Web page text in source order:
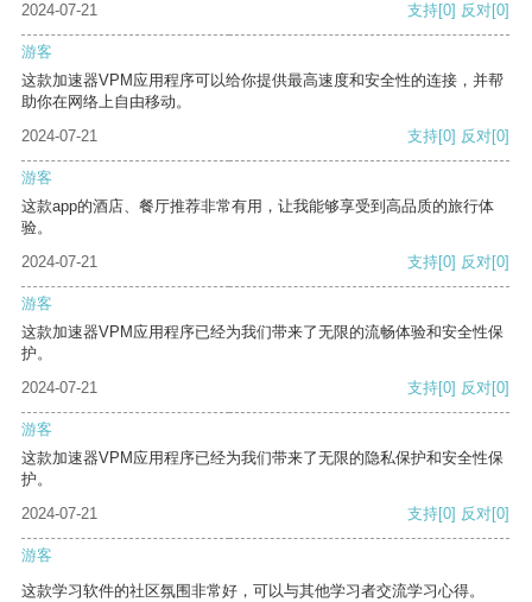
2024-07-21
支持[0] 反对[0]
游客
这款加速器VPM应用程序可以给你提供最高速度和安全性的连接，并帮
助你在网络上自由移动。
2024-07-21
支持[0] 反对[0]
游客
这款app的酒店、餐厅推荐非常有用，让我能够享受到高品质的旅行体
验。
2024-07-21
支持[0] 反对[0]
游客
这款加速器VPM应用程序已经为我们带来了无限的流畅体验和安全性保
护。
2024-07-21
支持[0] 反对[0]
游客
这款加速器VPM应用程序已经为我们带来了无限的隐私保护和安全性保
护。
2024-07-21
支持[0] 反对[0]
游客
这款学习软件的社区氛围非常好，可以与其他学习者交流学习心得。